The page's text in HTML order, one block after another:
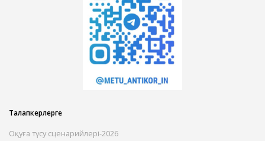
Талапкерлерге
Оқуға түсу сценарийлері-2026